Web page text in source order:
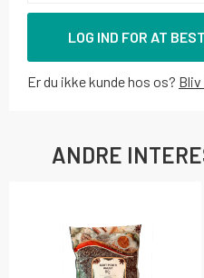
LOG IND FOR AT
Er du ikke kunde hos os? Bliv
ANDRE